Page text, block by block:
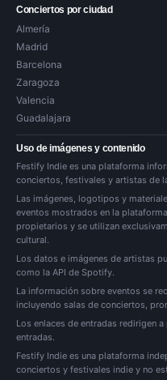
Conciertos por ciudad
Almería
Madrid
Barcelona
Zaragoza
Valencia
Guadalajara
Uso de imágenes y contenido
Festify Indie es una plataforma
conciertos, festivales y artistas de
Las imágenes, logotipos y
eventos mostrados en la
propietarios y se utilizan
cultural.
Los datos e imágenes de artistas
como la API de Spotify.
La información sobre eventos se
incluyendo salas de conciertos,
Los enlaces de entradas redirigen
entradas.
Festify Indie es una plataforma
conciertos y festivales indie y no